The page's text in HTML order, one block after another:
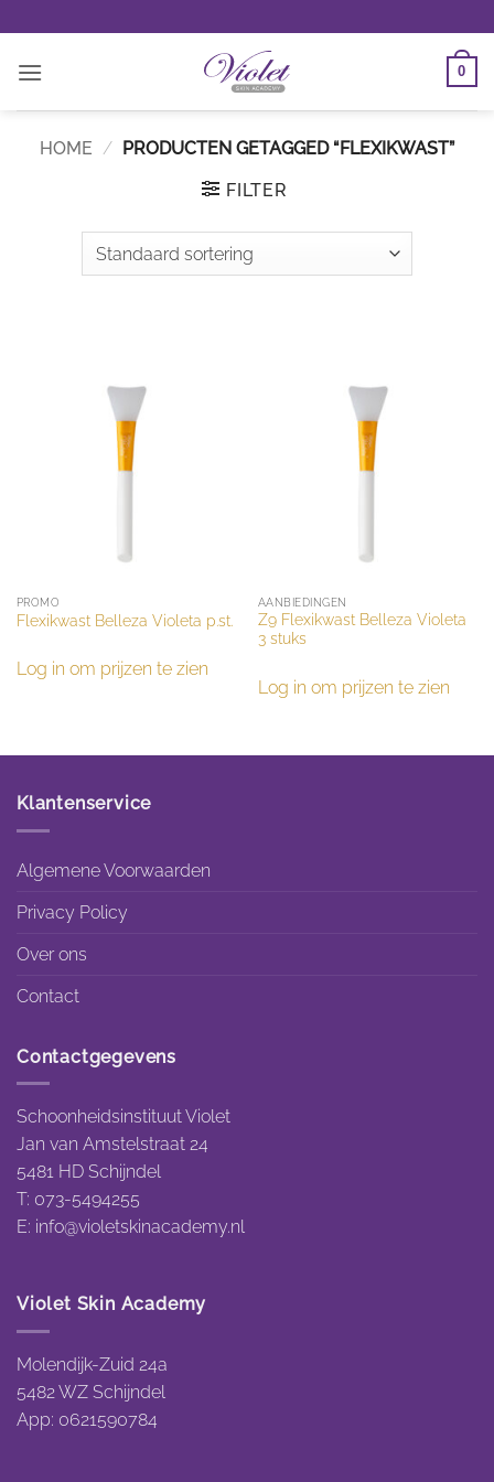
naar
inhoud
0
HOME / PRODUCTEN GETAGGED “FLEXIKWAST”
FILTER
PROMO
Flexikwast Belleza Violeta p.st.
Log in om prijzen te zien
AANBIEDINGEN
Z9 Flexikwast Belleza Violeta
3 stuks
Log in om prijzen te zien
Klantenservice
Algemene Voorwaarden
Privacy Policy
Over ons
Contact
Contactgegevens
Schoonheidsinstituut Violet
Jan van Amstelstraat 24
5481 HD Schijndel
T: 073-5494255
E: info@violetskinacademy.nl
Violet Skin Academy
Molendijk-Zuid 24a
5482 WZ Schijndel
App: 0621590784